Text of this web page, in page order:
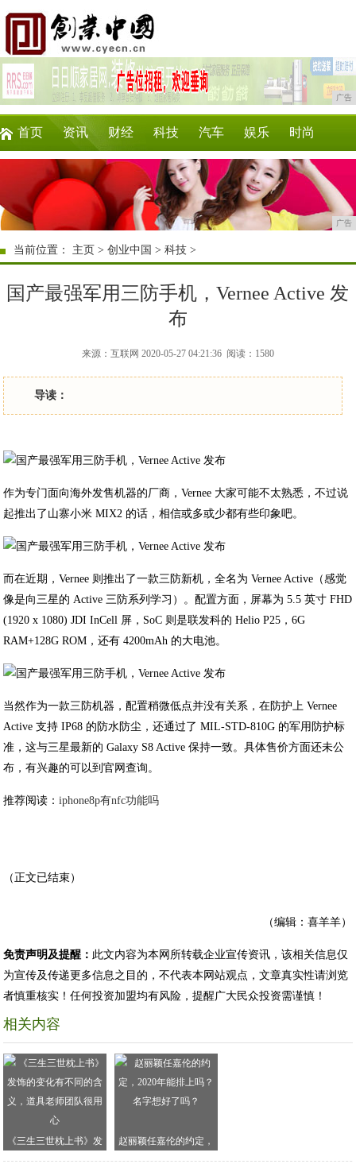
广告
首页 资讯 财经 科技 汽车 娱乐 时尚
游戏 美食 商讯 消费 购物
广告
当前位置： 主页 >创业中国 >科技 >
国产最强军用三防手机，Vernee Active 发
布
来源：互联网 2020-05-27 04:21:36 阅读：1580
导读：
作为专门面向海外发售机器的厂商，Vernee 大家可能不太熟悉，不过说
起推出了山寨小米 MIX2 的话，相信或多或少都有些印象吧。
而在近期，Vernee 则推出了一款三防新机，全名为 Vernee Active（感觉
像是向三星的 Active 三防系列学习）。配置方面，屏幕为 5.5 英寸 FHD
(1920 x 1080) JDI InCell 屏，SoC 则是联发科的 Helio P25，6G
RAM+128G ROM，还有 4200mAh 的大电池。
当然作为一款三防机器，配置稍微低点并没有关系，在防护上 Vernee
Active 支持 IP68 的防水防尘，还通过了 MIL-STD-810G 的军用防护标
准，这与三星最新的 Galaxy S8 Active 保持一致。具体售价方面还未公
布，有兴趣的可以到官网查询。
推荐阅读：iphone8p有nfc功能吗
（正文已结束）
（编辑：喜羊羊）
免责声明及提醒： 此文内容为本网所转载企业宣传资讯，该相关信息仅
为宣传及传递更多信息之目的，不代表本网站观点，文章真实性请浏览
者慎重核实！任何投资加盟均有风险，提醒广大民众投资需谨慎！
相关内容
《三生三世枕上书》发
饰的变化有不同的含
赵丽颖任嘉伦的约定，
2020年能排上吗？名字